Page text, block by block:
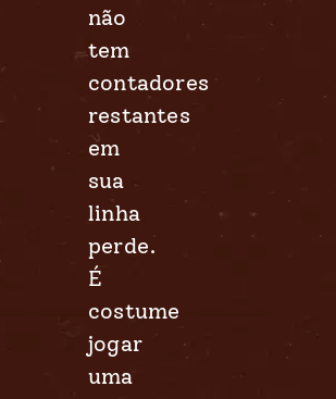
não
tem
contadores
restantes
em
sua
linha
perde.
É
costume
jogar
uma